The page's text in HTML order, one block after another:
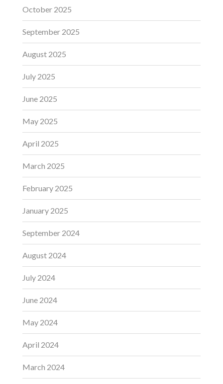
October 2025
September 2025
August 2025
July 2025
June 2025
May 2025
April 2025
March 2025
February 2025
January 2025
September 2024
August 2024
July 2024
June 2024
May 2024
April 2024
March 2024